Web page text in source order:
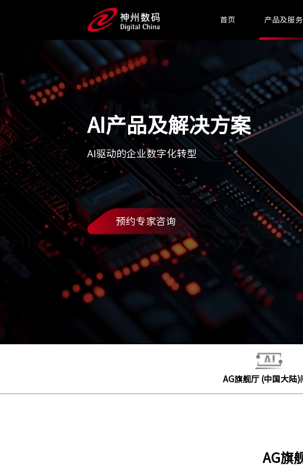
首页 产品及服务
AI产品及解决方案
AI驱动的企业数字化转型
预约专家咨询
AG旗舰厅 (中国大陆)
AG旗